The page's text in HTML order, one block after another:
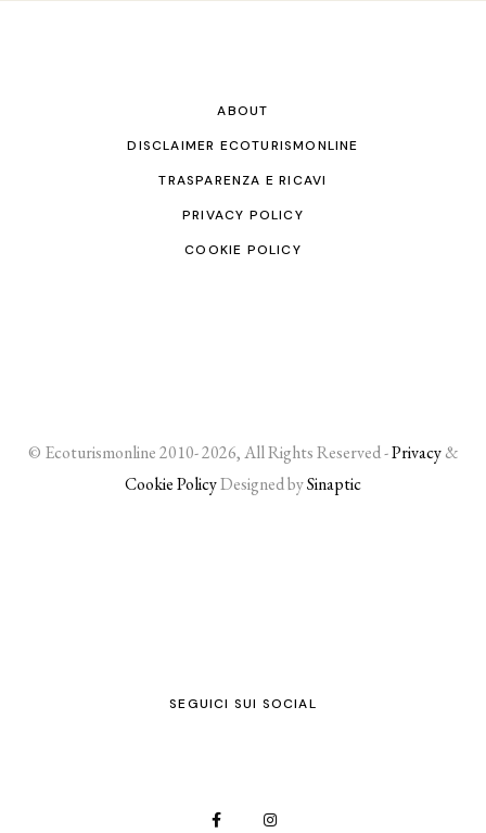
ABOUT
DISCLAIMER ECOTURISMONLINE
TRASPARENZA E RICAVI
PRIVACY POLICY
COOKIE POLICY
© Ecoturismonline 2010- 2026, All Rights Reserved -Privacy&
Cookie PolicyDesigned bySinaptic
SEGUICI SUI SOCIAL